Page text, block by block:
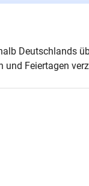
Deutschlands
und Feiertagen